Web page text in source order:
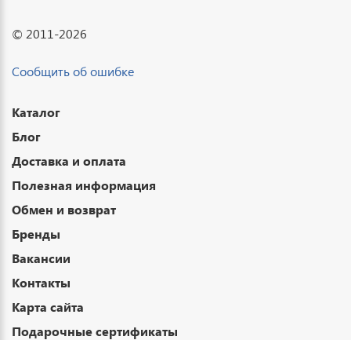
© 2011-2026
Сообщить об ошибке
Каталог
Блог
Доставка и оплата
Полезная информация
Обмен и возврат
Бренды
Вакансии
Контакты
Карта сайта
Подарочные сертификаты